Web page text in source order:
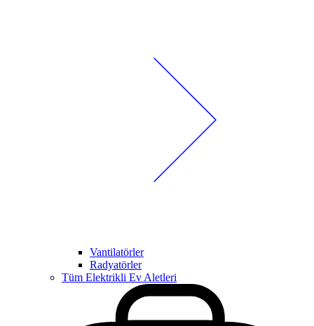
Vantilatörler
Radyatörler
Tüm Elektrikli Ev Aletleri